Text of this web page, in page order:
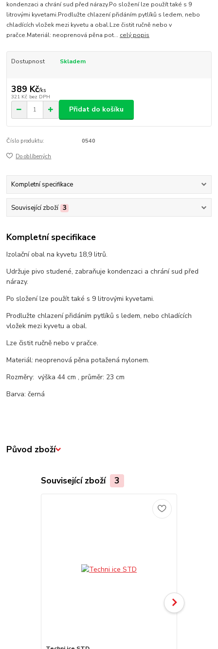
kondenzaci a chrání sud před nárazy.Po složení lze použít také s 9
litrovými kyvetami.Prodlužte chlazení přidáním pytlíků s ledem, nebo
chladících vložek mezi kyvetu a obal.Lze čistit ručně nebo v
pračce.Materiál: neoprenová pěna pot... celý popis
Dostupnost Skladem
389 Kč/ks
321 Kč bez DPH
Přidat do košíku
Číslo produktu: 0540
Do oblíbených
Kompletní specifikace
Související zboží 3
Kompletní specifikace
Izolační obal na kyvetu 18,9 litrů.
Udržuje pivo studené, zabraňuje kondenzaci a chrání sud před
nárazy.
Po složení lze použít také s 9 litrovými kyvetami.
Prodlužte chlazení přidáním pytlíků s ledem, nebo chladících
vložek mezi kyvetu a obal.
Lze čistit ručně nebo v pračce.
Materiál: neoprenová pěna potažená nylonem.
Rozměry: výška 44 cm , průměr: 23 cm
Barva: černá
Původ zboží
Související zboží 3